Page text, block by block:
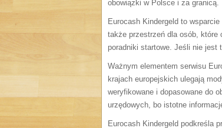
obowiązki w Polsce i za granicą.
Eurocash Kindergeld to
także przestrzeń dla osób,
poradniki startowe. Jeśli nie jest
Ważnym elementem serwisu
krajach europejskich ulegają
weryfikowane i dopasowane do
urzędowych, bo istotne
Eurocash Kindergeld podkreśla